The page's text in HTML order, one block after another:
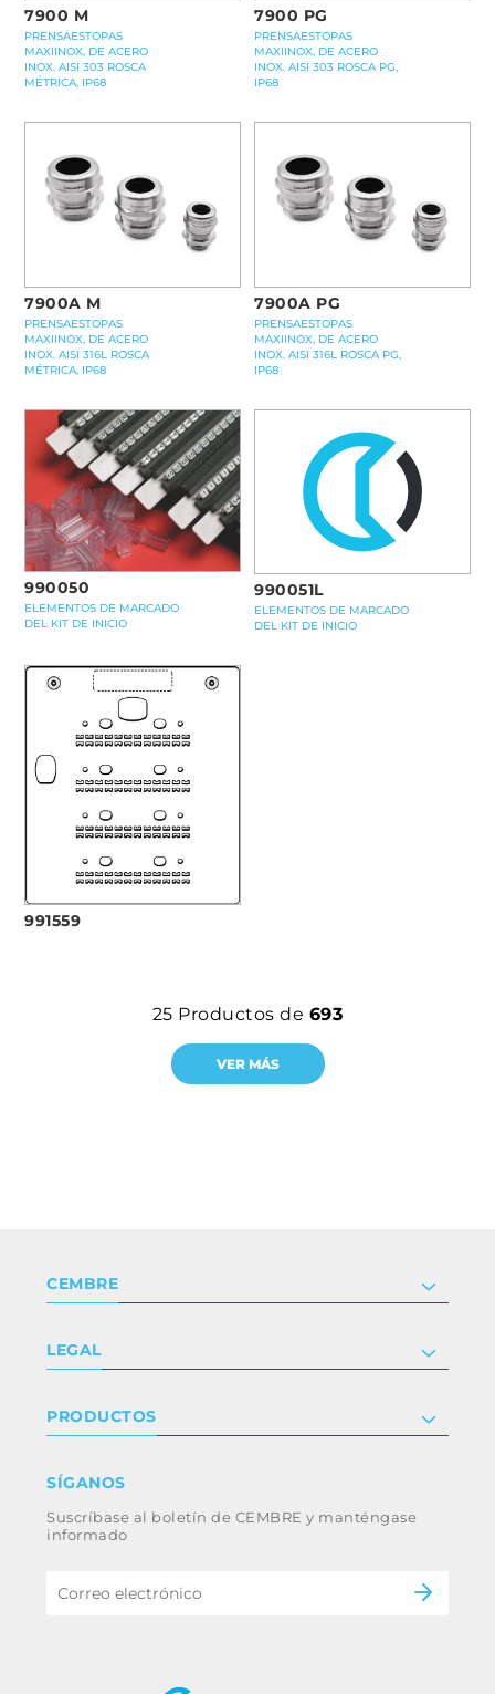
7900 M
PRENSAESTOPAS
MAXIINOX, DE ACERO
INOX. AISI 303 ROSCA
MÉTRICA, IP68
7900 PG
PRENSAESTOPAS
MAXIINOX, DE ACERO
INOX. AISI 303 ROSCA PG,
IP68
7900A M
PRENSAESTOPAS
MAXIINOX, DE ACERO
INOX. AISI 316L ROSCA
MÉTRICA, IP68
7900A PG
PRENSAESTOPAS
MAXIINOX, DE ACERO
INOX. AISI 316L ROSCA PG,
IP68
990050
ELEMENTOS DE MARCADO
DEL KIT DE INICIO
990051L
ELEMENTOS DE MARCADO
DEL KIT DE INICIO
991559
25 Productos de 693
VER MÁS
CEMBRE
Certificaciones
Trabaja con nosotros
LEGAL
Términos y condiciones
Whistleblowing
Código ético y política anticorrupción del
grupo
PRODUCTOS
Industria
Energía
B2B Disclaimer
SÍGANOS
Suscríbase al boletín de CEMBRE y manténgase
informado